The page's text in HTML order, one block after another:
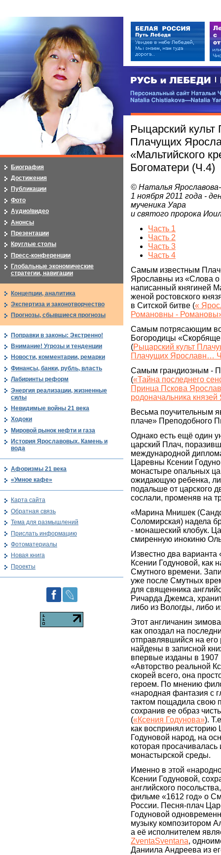
РУСЬ и ЛЕБЕДИ | RUSI —
Персональный сайт Натальи
Рыцарский
Плачущих
«Мальтийского
Богоматери (Ч.4)
© Наталья
1 ноября 2011 года -
мученика Уара
и святого пророка
Часть 1
Часть 2
Часть 3
Часть 4
Самым известным
Ярославны из «Слова о
написанный княгиней
женой ростовского
в Ситской битве («
Романовны -
Самым потрясающим
Богородицы
(Рыцарский культ
Плачущих Ярославн…
Самым грандиозным -
(«Тайна последнего
Принца Пскова
родоначальника
Весьма поучительным
плаче» Преподобного
Однако есть ещё один
царский Плач,
международной
Царевны Ксении
монастыре опальных
ожидающую ребенка,
подальше от царского
сослали, променяв на
«Марина Мнишек
Соломирская) надела
- монашеский клобук.
смиренную инокиню
Известно два
Ксении Годуновой, как
Смутного времени.
уже после Смутных
для священника
Ричарда Джемса,
либо из Вологды, либо
Этот англичанин
как опоздал на
отправлявшийся на
найдены в записной
впервые изданы в 1907
«Авторство реальной
скорей всего, она
героем. По мнению
«народная фантазия с
тактом пощадила свою
сохранив ее образ
(«Ксения Годунова»).
как воспринял
Годуновой народ, на
которая просачивалась
монастырской среды.
Именно в этой
Ксении Годуновой,
английского
фильме «1612 год» о
России. Песня-плач
Годуновой
музыку композитором
а её исполнителем
ZventaSventana,
Даниила Андреева из
Биография
Достижения
Публикации
Фото
Аудио/видео
Анонсы
Презентации
Круглые столы
Пресс-конференции
Глобальные экономические
стратегии, навигации
Концепции, аналитика
Экспертиза и законотворчество
Прогнозы, сбывшиеся прогнозы
Поправки в законы: Экстренно!
Внимание! Угрозы и тенденции
Новости, комментарии, ремарки
Финансы, банки, рубль, власть
Лабиринты реформ
Энергия реализации, жизненные
силы
Невидимые войны 21 века
Ходоки
Мировой рынок нефти и газа
История Ярославовых. Камень и
вода
Афоризмы 21 века
«Умное кафе»
Карта сайта
Обратная связь
Тема для размышлений
Прислать информацию
Фотоматериалы
Новая книга
Проекты